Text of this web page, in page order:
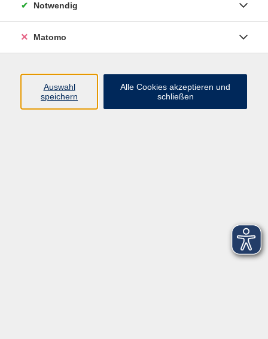
Social Media
Barrierefreiheitserklärung
Notwendig
Matomo
Auswahl
speichern
Alle Cookies akzeptieren und
schließen